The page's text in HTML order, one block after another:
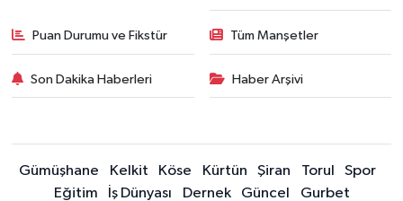
Puan Durumu ve Fikstür Tüm Manşetler
Son Dakika Haberleri Haber Arşivi
Gümüşhane Kelkit Köse Kürtün Şiran Torul
Spor
Eğitim
İş Dünyası Dernek Güncel Gurbet